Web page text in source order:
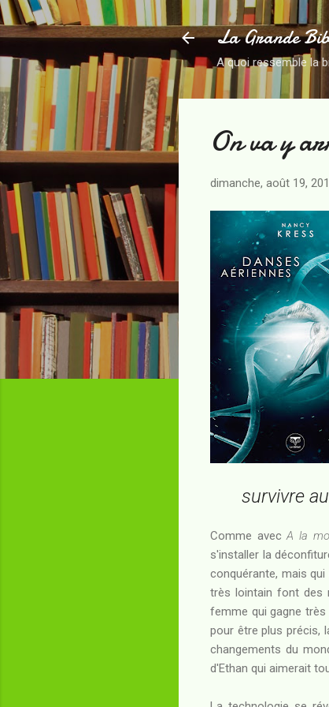
La Grande
A quoi ressemble la
On va y
dimanche, août 19,
survivre
Comme avecA la
s'installer la
conquérante, mais
très lointain font des
femme qui gagne
pour être plus précis,
changements du
d'Ethan qui aimerait